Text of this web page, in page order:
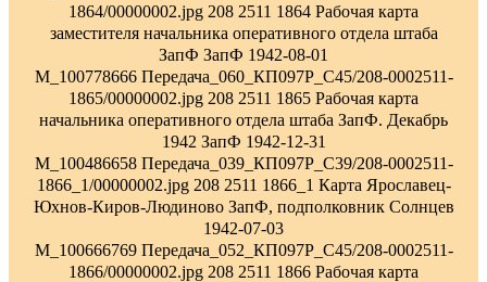
1864/00000002.jpg 208 2511 1864 Рабочая карта
заместителя начальника оперативного отдела штаба
ЗапФ ЗапФ 1942-08-01
M_100778666 Передача_060_КП097Р_С45/208-0002511-
1865/00000002.jpg 208 2511 1865 Рабочая карта
начальника оперативного отдела штаба ЗапФ. Декабрь
1942 ЗапФ 1942-12-31
M_100486658 Передача_039_КП097Р_С39/208-0002511-
1866_1/00000002.jpg 208 2511 1866_1 Карта Ярославец-
Юхнов-Киров-Людиново ЗапФ, подполковник Солнцев
1942-07-03
M_100666769 Передача_052_КП097Р_С45/208-0002511-
1866/00000002.jpg 208 2511 1866 Рабочая карта